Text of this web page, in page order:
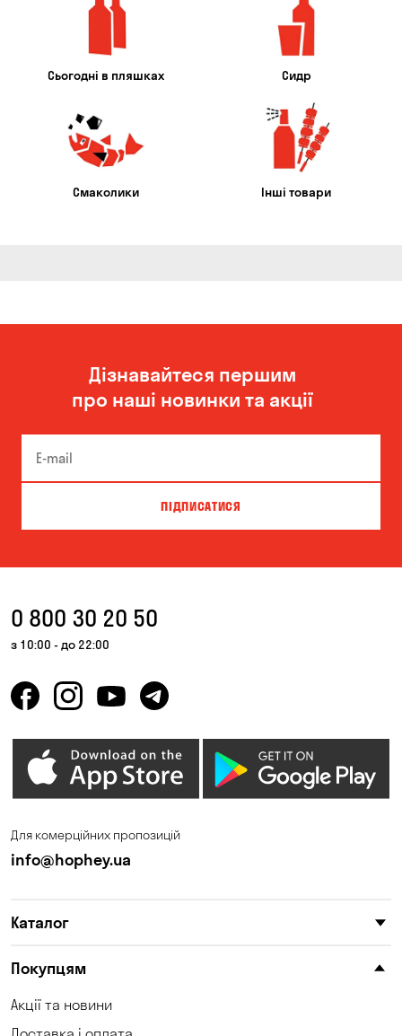
Сьогодні в пляшках Сидр
Смаколики Інші товари
Дізнавайтеся першим
про наші новинки та акції
ПІДПИСАТИСЯ
0 800 30 20 50
з 10:00 - до 22:00
Для комерційних пропозицій
info@hophey.ua
Каталог
Покупцям
Акції та новини